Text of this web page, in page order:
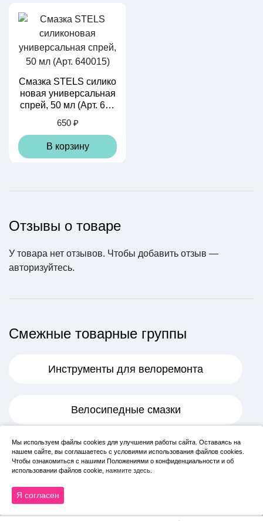
Смазка STELS силико
новая универсальная
спрей, 50 мл (Арт. 640
650 ₽
В корзину
Камера ARISUN STA
NDARD 26" x 1.50/2.2
500 ₽
с ниппелем, стальная,
серебристая
10 ₽
В корзину
Отзывы о товаре
У товара нет отзывов. Чтобы добавить отзыв —
авторизуйтесь.
Смежные товарные группы
Инструменты для велоремонта
Велосипедные смазки
Камеры
Мы используем файлы cookies для улучшения работы сайта. Оставаясь на
нашем сайте, вы соглашаетесь с условиями использования файлов cookies.
Чтобы ознакомиться с нашими Положениями о конфиденциальности и об
использовании файлов cookie, нажмите здесь
Я согласен